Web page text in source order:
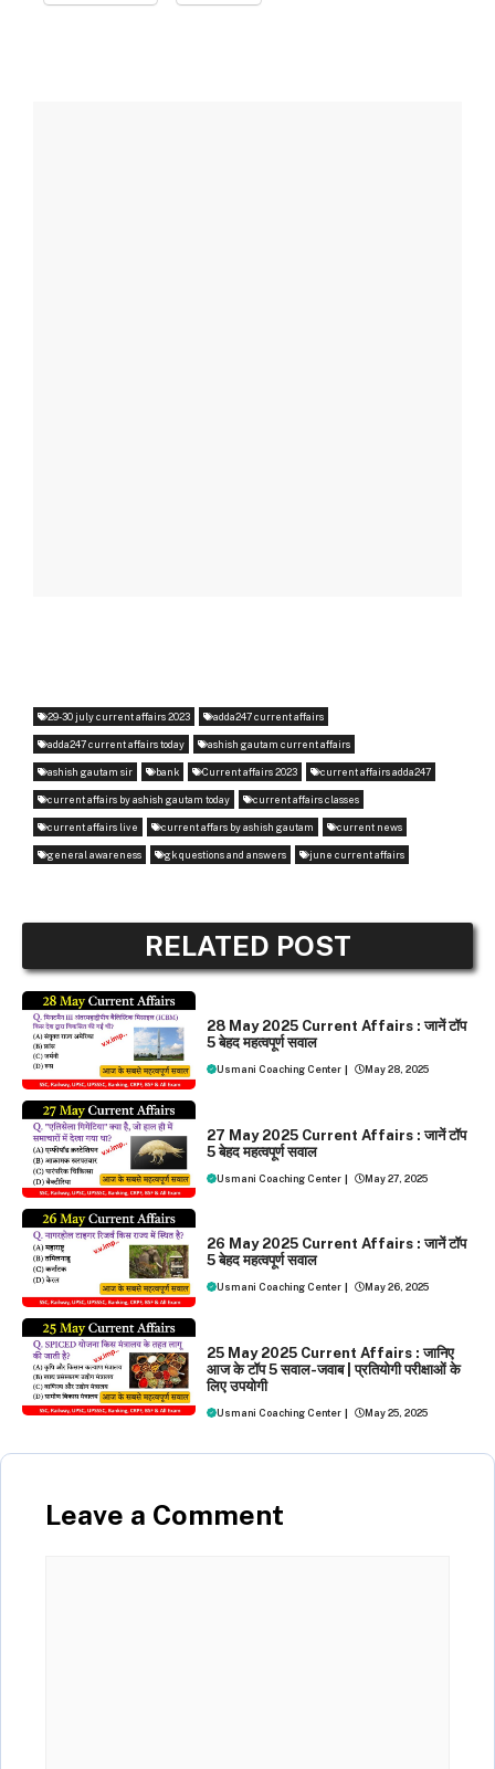
29-30 july current affairs 2023 adda247 current affairs
adda247 current affairs today ashish gautam current affairs
ashish gautam sir bank Current affairs 2023 current affairs adda247
current affairs by ashish gautam today current affairs classes
current affairs live current affars by ashish gautam current news
general awareness gk questions and answers june current affairs
RELATED POST
28 May 2025 Current Affairs : जानें टॉप
5 बेहद महत्वपूर्ण सवाल
Usmani Coaching Center | May 28, 2025
27 May 2025 Current Affairs : जानें टॉप
5 बेहद महत्वपूर्ण सवाल
Usmani Coaching Center | May 27, 2025
26 May 2025 Current Affairs : जानें टॉप
5 बेहद महत्वपूर्ण सवाल
Usmani Coaching Center | May 26, 2025
25 May 2025 Current Affairs : जानिए
आज के टॉप 5 सवाल-जवाब | प्रतियोगी परीक्षाओं के
लिए उपयोगी
Usmani Coaching Center | May 25, 2025
Leave a Comment